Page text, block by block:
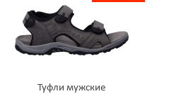
Туфли мужские